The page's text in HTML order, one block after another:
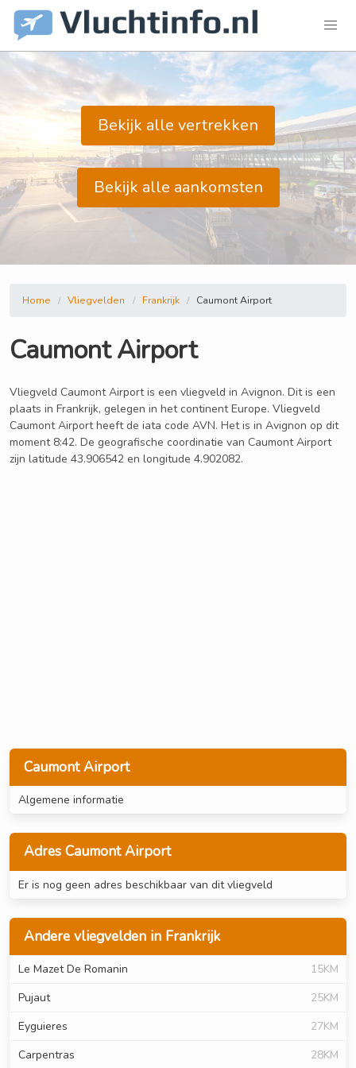
Bekijk alle vertrekken
Bekijk alle aankomsten
Caumont Airport
Algemene informatie
Adres Caumont Airport
Er is nog geen adres beschikbaar van dit vliegveld
Andere vliegvelden in Frankrijk
Le Mazet De Romanin
15KM
Pujaut
25KM
Eyguieres
27KM
Carpentras
28KM
Home Vliegvelden Frankrijk Caumont Airport
Caumont Airport
Vliegveld Caumont Airport is een vliegveld in Avignon. Dit is een
plaats in Frankrijk, gelegen in het continent Europe. Vliegveld
Caumont Airport heeft de iata code AVN. Het is in Avignon op dit
moment 8:42. De geografische coordinatie van Caumont Airport
zijn latitude 43.906542 en longitude 4.902082.